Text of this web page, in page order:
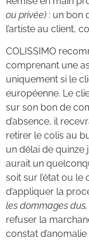
ou privée) : un bon
l’artiste au client,
COLISSIMO
comprenant une
uniquement si le
européenne. Le
sur son bon de
d’absence, il
retirer le colis au
un délai de quinze
aurait un
soit sur l’état ou le
d’appliquer la
les dommages
refuser la
constat